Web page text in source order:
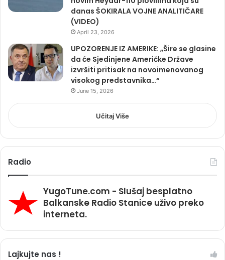
danas ŠOKIRALA VOJNE ANALITIČARE
(VIDEO)
April 23, 2026
UPOZORENJE IZ AMERIKE: „Šire se glasine
da će Sjedinjene Američke Države
izvršiti pritisak na novoimenovanog
visokog predstavnika…“
June 15, 2026
Učitaj Više
Radio
YugoTune.com - Slušaj besplatno
Balkanske Radio Stanice uživo preko
interneta.
Lajkujte nas !